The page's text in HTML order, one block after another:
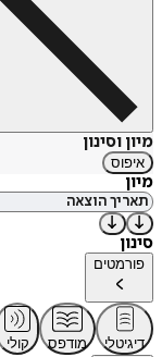
מיון וסינון
איפוס
מיון
סינון
פורמטים
דיגיטלי מודפס
קולי